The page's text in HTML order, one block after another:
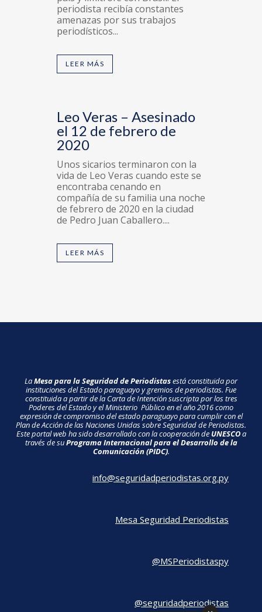
periodista recibía constantes
amenazas por sus trabajos
periodísticos...
LEER MÁS
Leo Veras – Asesinado
el 12 de febrero de
2020
Unos sicarios terminaron con la
vida de Leo Veras cuando este se
encontraba cenando en
compañía de su familia una noche
de febrero de 2020 en la ciudad
de Pedro Juan Caballero....
LEER MÁS
LaMesa para la Seguridad de Periodistasestá constituida por
instituciones del Estado paraguayo y gremios de periodistas. Fue
constituida a partir de la Carta de Intención suscripta por los tres
Poderes del Estado y el Ministerio Público en el año 2016 como
expresión de compromiso del estado paraguayo para cumplir con el
Plan de Acción de las Naciones Unidas sobre Seguridad de Periodistas.
Este portal web ha sido desarrollado con la cooperación de UNESCOa
través de suPrograma Internacional para el Desarrollo de la
Comunicación (PIDC).
info@seguridadperiodistas.org.py
Mesa Seguridad Periodistas
@MSPeriodistaspy
@seguridadperiodistas